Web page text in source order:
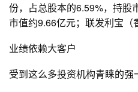
份，占总股本的6.59%，持股
市值约9.66亿元；联发利宝（
业绩依赖大客户
受到这么多投资机构青睐的强